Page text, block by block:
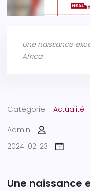
Une naissance
Africa
Catégorie - Actualité
Admin
2024-02-23
Une naissance